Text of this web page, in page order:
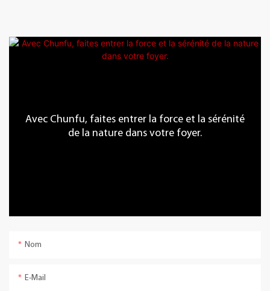
Avec Chunfu, faites entrer la force et la sérénité
de la nature dans votre foyer.
Nom
E-Mail